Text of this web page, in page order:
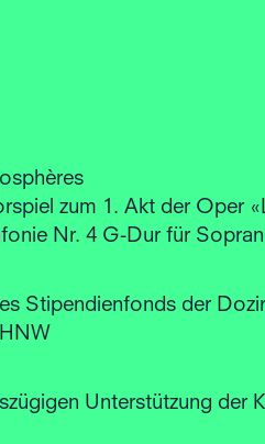
zum 1. Akt der Oper
Nr. 4 G-Dur für
Stipendienfonds der
Unterstützung der